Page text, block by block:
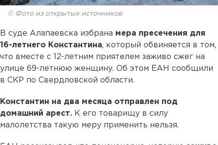
© Фото из открытых источников
В суде Алапаевска избрана мера пресечения для
16-летнего Константина, который обвиняется в том,
что вместе с 12-летним приятелем заживо сжег на
улице 69-летнюю женщину. Об этом ЕАН сообщили
в СКР по Свердловской области.
Константин на два месяца отправлен под
домашний арест. К его товарищу в силу
малолетства такую меру применить нельзя.